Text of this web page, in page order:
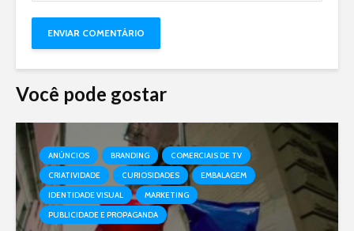
Você pode gostar
ANÚNCIOS BRANDING
COMERCIAIS DE TV
CRIATIVIDADE
CURIOSIDADES
EMBALAGEM
IDENTIDADE VISUAL
MARKETING
PUBLICIDADE E PROPAGANDA